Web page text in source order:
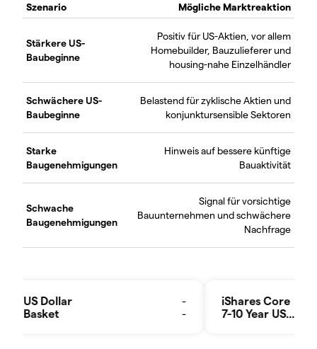
Szenario Mögliche Marktreaktion
Stärkere US-
Baubeginne
Positiv für US-Aktien, vor allem
Homebuilder, Bauzulieferer und
housing-nahe Einzelhändler
Schwächere US-
Baubeginne
Belastend für zyklische Aktien und
konjunktursensible Sektoren
Starke
Baugenehmigungen
Hinweis auf bessere künftige
Bauaktivität
Schwache
Baugenehmigungen
Signal für vorsichtige
Bauunternehmen und schwächere
Nachfrage